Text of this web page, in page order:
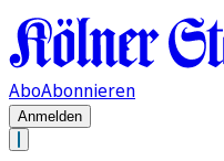
AboAbonnieren
Anmelden